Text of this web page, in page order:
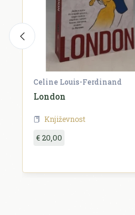
Celine Louis-Ferdinand
London
Književnost
€ 20,00